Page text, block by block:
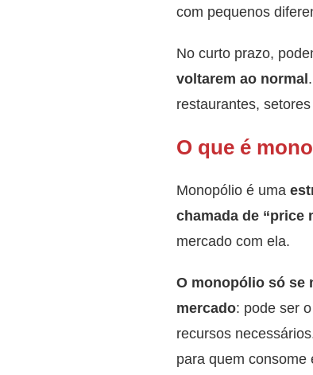
com pequenos
No curto prazo,
voltarem ao normal
restaurantes,
O que é
Monopólio é uma
chamada de “price
mercado com ela.
O monopólio só se
mercado: pode ser
recursos
para quem